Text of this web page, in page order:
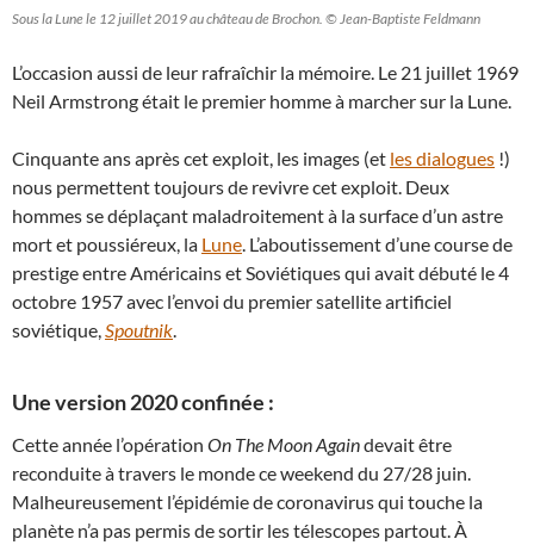
Sous la Lune le 12 juillet 2019 au château de Brochon. © Jean-Baptiste Feldmann
L’occasion aussi de leur rafraîchir la mémoire. Le 21 juillet 1969
Neil Armstrong était le premier homme à marcher sur la Lune.
Cinquante ans après cet exploit, les images (et les dialogues !)
nous permettent toujours de revivre cet exploit. Deux
hommes se déplaçant maladroitement à la surface d’un astre
mort et poussiéreux, la Lune . L’aboutissement d’une course de
prestige entre Américains et Soviétiques qui avait débuté le 4
octobre 1957 avec l’envoi du premier satellite artificiel
soviétique, Spoutnik
Une version 2020 confinée :
Cette année l’opération On The Moon Againdevait être
reconduite à travers le monde ce weekend du 27/28 juin.
Malheureusement l’épidémie de coronavirus qui touche la
planète n’a pas permis de sortir les télescopes partout. À